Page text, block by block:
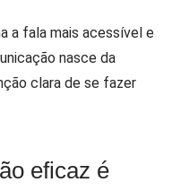
a fala mais acessível e
nasce da
clara de se fazer
eficaz é